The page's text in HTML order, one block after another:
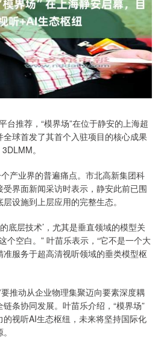
推荐，“模界场”在位于静安的上海超
球首发了其首个入驻项目的核心成果
。
产业界的普遍痛点。市北高新集团科
界面新闻采访时表示，静安此前已围
设施到上层应用的完整生态。
层技术’，尤其是垂直领域的模型关
个空白。” 叶苗乐表示，“它不是一个大
服务于超高清视听领域的垂类模型枢
推动从企业物理集聚迈向要素深度耦
条协同发展。叶苗乐介绍，“模界场”
视听AI生态枢纽，未来将坚持国际化